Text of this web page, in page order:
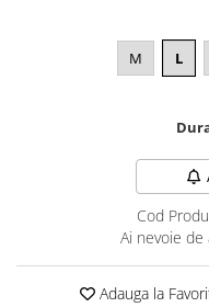
M L
Cod
Ai nevoie de
Adauga la